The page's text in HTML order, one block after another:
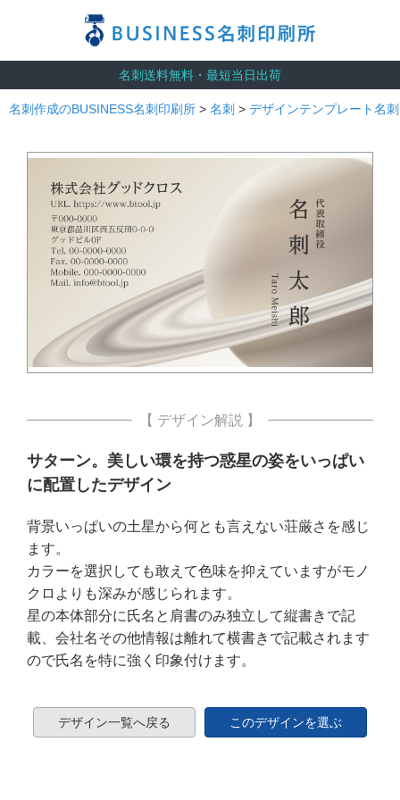
名刺送料無料・最短当日出荷
名刺作成のBUSINESS名刺印刷所 > 名刺 > デザインテンプレート名刺
【 デザイン解説 】
サターン。美しい環を持つ惑星の姿をいっぱい
に配置したデザイン
背景いっぱいの土星から何とも言えない荘厳さを感じ
ます。
カラーを選択しても敢えて色味を抑えていますがモノ
クロよりも深みが感じられます。
星の本体部分に氏名と肩書のみ独立して縦書きで記
載、会社名その他情報は離れて横書きで記載されます
ので氏名を特に強く印象付けます。
デザイン一覧へ戻る このデザインを選ぶ